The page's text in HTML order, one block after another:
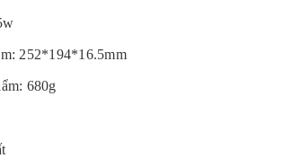
252*194*16.5mm
680g